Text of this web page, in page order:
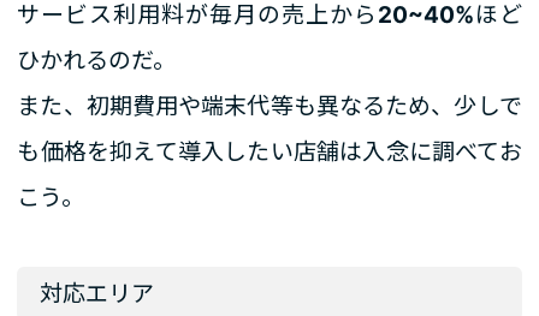
サービス利用料が毎月の売上から 20~40%ほど
ひかれるのだ。
また、初期費用や端末代等も異なるため、少しで
も価格を抑えて導入したい店舗は入念に調べてお
こう。
対応エリア